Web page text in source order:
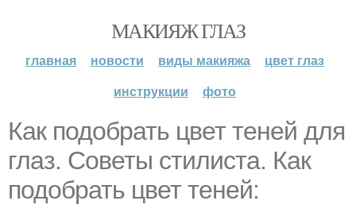
МАКИЯЖ ГЛАЗ
главная новости виды макияжа
цвет глаз
инструкции
фото
Как подобрать цвет теней для
глаз. Советы стилиста. Как
подобрать цвет теней: